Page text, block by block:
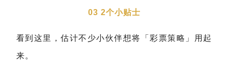
03 2个小贴士
看到这里，估计不少小伙伴想将「彩票策略」用起
来。